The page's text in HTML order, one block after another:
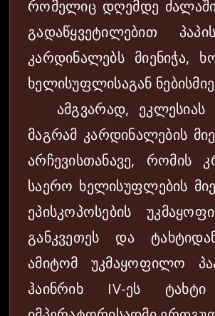
რომელიც დღემდე
გადაწყვეტილებით
კარდინალებს
ხელისუფლისაგან
ამგვარად, ეკლესიას
მაგრამ კარდინალების
არჩევისთანავე, რომის
საერო ხელისუფლების
ეპისკოპოსების
განკვეთეს და
ამიტომ უკმაყოფილო
ჰაინრიხ IV-ეს